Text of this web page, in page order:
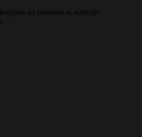
do pobrania w witrynie